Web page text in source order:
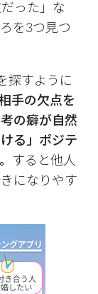
った」な
を3つ見つ
探すように
相手の欠点を
の癖が自然
る」ポジテ
すると他人
になりやす